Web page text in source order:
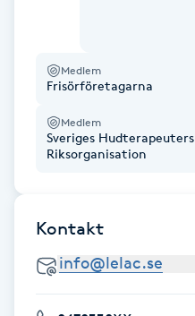
Hudföryngring
Huduppstramning
Hyaluronsyra
Medlem
Frisörföretagarna
Medlem
Sveriges Hudterapeuters
Riksorganisation
Kontakt